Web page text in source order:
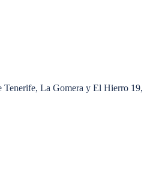
Tenerife, La Gomera y El Hierro 19,